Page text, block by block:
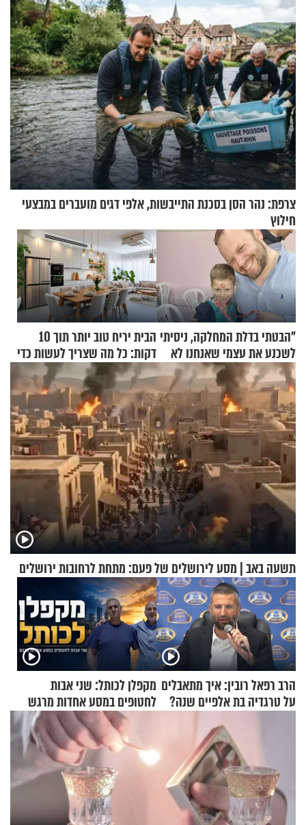
בריאיון מרתק
החיים מהקצה אל הקצה'"
צרפת: נהר הסן בסכנת התייבשות, אלפי דגים מועברים במבצעי
חילוץ
"הבטתי בדלת המחלקה, ניסיתי
לשכנע את עצמי שאנחנו לא
שייכים לשם"
הבית יריח טוב יותר תוך 10
דקות: כל מה שצריך לעשות כדי
לרענן את הבית
תשעה באב | מסע לירושלים של פעם: מתחת לרחובות ירושלים
הרב רפאל רובין: איך מתאבלים
על טרגדיה בת אלפיים שנה?
מקפלן לכותל: שני אבות
לחטופים במסע אחדות מרגש